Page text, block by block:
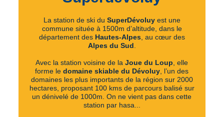
La station de ski du SuperDévoluyest une
commune située à 1500m d’altitude, dans le
département des Hautes-Alpes, au cœur des
Alpes du Sud
Avec la station voisine de laJoue du Loup , elle
forme ledomaine skiable du Dévoluy , l’un des
domaines les plus importants de la région sur 2000
hectares, proposant 100 kms de parcours balisé sur
un dénivelé de 1000m. On ne vient pas dans cette
station par hasa...